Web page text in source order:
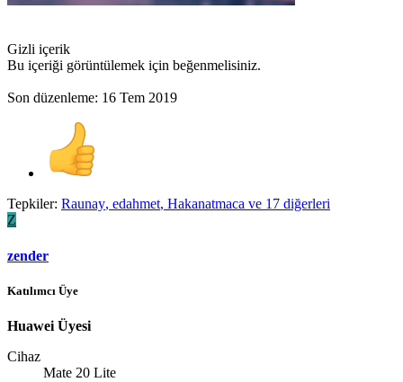
Gizli içerik
Bu içeriği görüntülemek için beğenmelisiniz.
Son düzenleme: 16 Tem 2019
Tepkiler: Raunay, edahmet, Hakanatmaca ve 17 diğerleri
Z
zender
Katılımcı Üye
Huawei Üyesi
Cihaz
Mate 20 Lite